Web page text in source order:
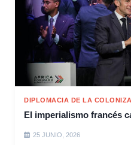
DIPLOMACIA DE LA
El imperialismo francés
25 JUNIO, 2026